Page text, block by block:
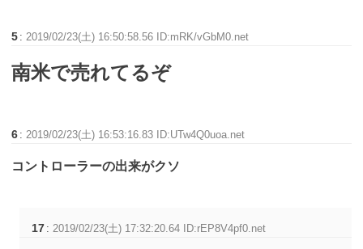
5 : 2019/02/23(土) 16:50:58.56 ID:mRK/vGbM0.net
南米で売れてるぞ
6 : 2019/02/23(土) 16:53:16.83 ID:UTw4Q0uoa.net
コントローラーの出来がクソ
17 :2019/02/23(土) 17:32:20.64 ID:rEP8V4pf0.net